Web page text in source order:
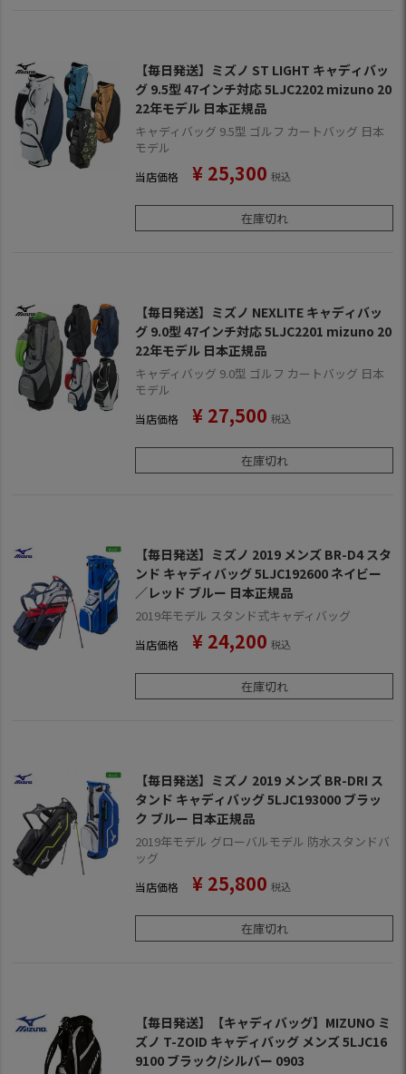
【毎日発送】ミズノ ST LIGHT キャディバッ
グ 9.5型 47インチ対応 5LJC2202 mizuno 20
22年モデル 日本正規品
キャディバッグ 9.5型 ゴルフ カートバッグ 日本
モデル
当店価格 ¥ 25,300 税込
在庫切れ
【毎日発送】ミズノ NEXLITE キャディバッ
グ 9.0型 47インチ対応 5LJC2201 mizuno 20
22年モデル 日本正規品
キャディバッグ 9.0型 ゴルフ カートバッグ 日本
モデル
当店価格 ¥ 27,500 税込
在庫切れ
【毎日発送】ミズノ 2019 メンズ BR-D4 スタ
ンド キャディバッグ 5LJC192600 ネイビー
／レッド ブルー 日本正規品
2019年モデル スタンド式キャディバッグ
当店価格 ¥ 24,200 税込
在庫切れ
【毎日発送】ミズノ 2019 メンズ BR-DRI ス
タンド キャディバッグ 5LJC193000 ブラッ
ク ブルー 日本正規品
2019年モデル グローバルモデル 防水スタンドバ
ッグ
当店価格 ¥ 25,800 税込
在庫切れ
【毎日発送】【キャディバッグ】MIZUNO ミ
ズノ T-ZOID キャディバッグ メンズ 5LJC16
9100 ブラック/シルバー 0903